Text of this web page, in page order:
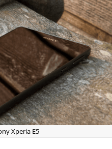
Xperia E5